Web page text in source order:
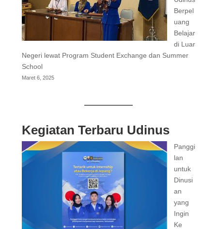
Berpel
uang
Belajar
di Luar
Negeri lewat Program Student Exchange dan Summer
School
Maret 6, 2025
Kegiatan Terbaru Udinus
Panggi
lan
untuk
Dinusi
an
yang
Ingin
Ke